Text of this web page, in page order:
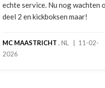
echte service. Nu nog wachten op
deel 2 en kickboksen maar!
MC MAASTRICHT, NL | 11-02-
2026